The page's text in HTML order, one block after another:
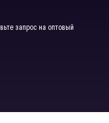
запрос на оптовый